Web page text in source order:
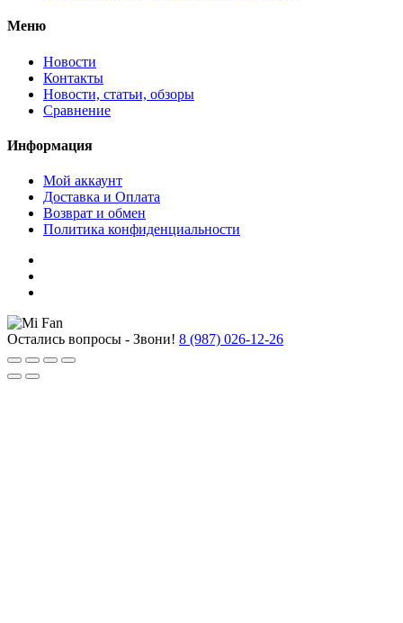
Меню
Новости
Контакты
Новости, статьи, обзоры
Сравнение
Информация
Мой аккаунт
Доставка и Оплата
Возврат и обмен
Политика конфиденциальности
Остались вопросы - Звони! 8 (987) 026-12-26